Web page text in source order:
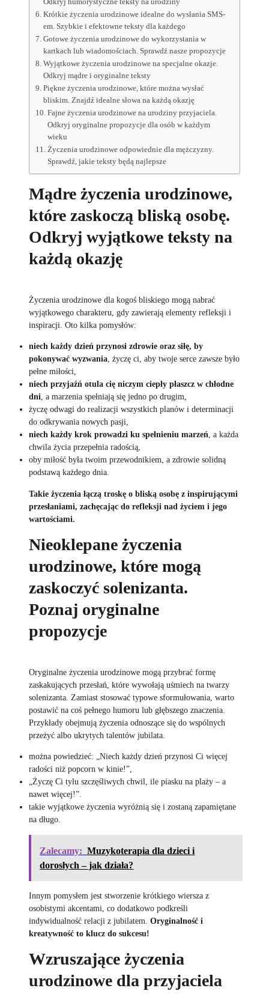
Odkryj humorystyczne teksty na urodziny
Krótkie życzenia urodzinowe idealne do wysłania SMS-
em. Szybkie i efektowne teksty dla każdego
Gotowe życzenia urodzinowe do wykorzystania w
kartkach lub wiadomościach. Sprawdź nasze propozycje
Wyjątkowe życzenia urodzinowe na specjalne okazje.
Odkryj mądre i oryginalne teksty
Piękne życzenia urodzinowe, które można wysłać
bliskim. Znajdź idealne słowa na każdą okazję
Fajne życzenia urodzinowe na urodziny przyjaciela.
Odkryj oryginalne propozycje dla osób w każdym
wieku
Życzenia urodzinowe odpowiednie dla mężczyzny.
Sprawdź, jakie teksty będą najlepsze
Mądre życzenia urodzinowe,
które zaskoczą bliską osobę.
Odkryj wyjątkowe teksty na
każdą okazję
Życzenia urodzinowe dla kogoś bliskiego mogą nabrać
wyjątkowego charakteru, gdy zawierają elementy refleksji i
inspiracji. Oto kilka pomysłów:
niech każdy dzień przynosi zdrowie oraz siłę, by
pokonywać wyzwania , życzę ci, aby twoje serce zawsze było
pełne miłości,
niech przyjaźń otula cię niczym ciepły płaszcz w chłodne
dni , a marzenia spełniają się jedno po drugim,
życzę odwagi do realizacji wszystkich planów i determinacji
do odkrywania nowych pasji,
niech każdy krok prowadzi ku spełnieniu marzeń , a każda
chwila życia przepełnia radością,
oby miłość była twoim przewodnikiem, a zdrowie solidną
podstawą każdego dnia.
Takie życzenia łączą troskę o bliską osobę z inspirującymi
przesłaniami, zachęcając do refleksji nad życiem i jego
wartościami.
Nieoklepane życzenia
urodzinowe, które mogą
zaskoczyć solenizanta.
Poznaj oryginalne
propozycje
Oryginalne życzenia urodzinowe mogą przybrać formę
zaskakujących przesłań, które wywołają uśmiech na twarzy
solenizanta. Zamiast stosować typowe sformułowania, warto
postawić na coś pełnego humoru lub głębszego znaczenia.
Przykłady obejmują życzenia odnoszące się do wspólnych
przeżyć albo ukrytych talentów jubilata.
można powiedzieć: „Niech każdy dzień przynosi Ci więcej
radości niż popcorn w kinie!”,
„Życzę Ci tylu szczęśliwych chwil, ile piasku na plaży – a
nawet więcej!”.
takie wyjątkowe życzenia wyróżnią się i zostaną zapamiętane
na długo.
Zalecamy: Muzykoterapia dla dzieci i
dorosłych – jak działa?
Innym pomysłem jest stworzenie krótkiego wiersza z
osobistymi akcentami, co dodatkowo podkreśli
indywidualność relacji z jubilatem. Oryginalność i
kreatywność to klucz do sukcesu!
Wzruszające życzenia
urodzinowe dla przyjaciela